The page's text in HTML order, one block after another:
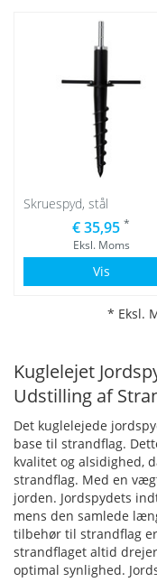
Skruespyd, stål
€ 35,95 *
Eksl. Moms
Vis
* Eksl.
Kuglelejet
Udstilling af
Det kuglelejede
base til strandflag.
kvalitet og alsidighed,
strandflag. Med en
jorden. Jordspydets
mens den samlede
tilbehør til strandflag
strandflaget altid
optimal synlighed.